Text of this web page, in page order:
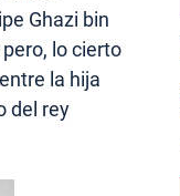
Ghazi bin
lo cierto
la hija
del rey